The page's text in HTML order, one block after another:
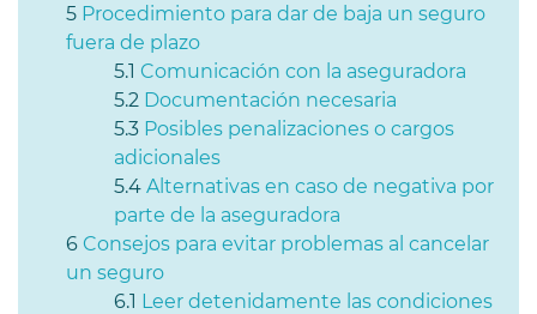
Procedimiento para dar de baja un seguro
fuera de plazo
Comunicación con la aseguradora
Documentación necesaria
Posibles penalizaciones o cargos
adicionales
Alternativas en caso de negativa por
parte de la aseguradora
Consejos para evitar problemas al cancelar
un seguro
Leer detenidamente las condiciones